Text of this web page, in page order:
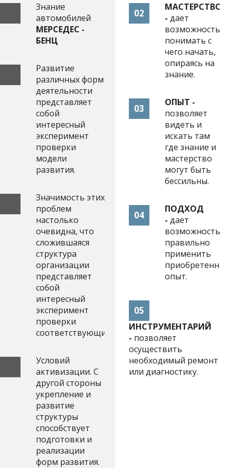
Знание
автомобилей
МЕРСЕДЕС -
БЕНЦ
Развитие
различных форм
деятельности
представляет
собой
интересный
эксперимент
проверки
модели
развития.
Значимость этих
проблем
настолько
очевидна, что
сложившаяся
структура
организации
представляет
собой
интересный
эксперимент
проверки
соответствующий
Условий
активизации. С
другой стороны
укрепление и
развитие
структуры
способствует
подготовки и
реализации
форм развития.
02
МАСТЕРСТВО
- дает
возможность
понимать с
чего начать,
опираясь на
знание.
03
ОПЫТ -
позволяет
видеть и
искать там
где знание и
мастерство
могут быть
бессильны.
04
ПОДХОД
- дает
возможность
правильно
применить
приобретенный
опыт.
05
ИНСТРУМЕНТАРИЙ
- позволяет
осуществить
необходимый ремонт
или диагностику.